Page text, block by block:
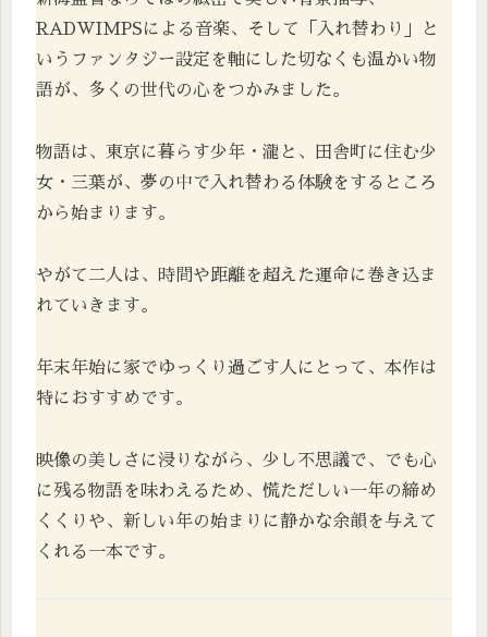
RADWIMPSによる音楽、そして「入れ替わり」と
いうファンタジー設定を軸にした切なくも温かい物
語が、多くの世代の心をつかみました。
物語は、東京に暮らす少年・瀧と、田舎町に住む少
女・三葉が、夢の中で入れ替わる体験をするところ
から始まります。
やがて二人は、時間や距離を超えた運命に巻き込ま
れていきます。
年末年始に家でゆっくり過ごす人にとって、本作は
特におすすめです。
映像の美しさに浸りながら、少し不思議で、でも心
に残る物語を味わえるため、慌ただしい一年の締め
くくりや、新しい年の始まりに静かな余韻を与えて
くれる一本です。